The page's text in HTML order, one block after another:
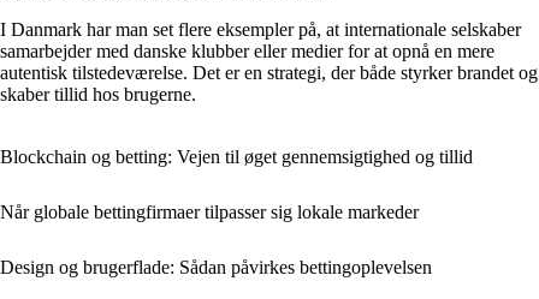
I Danmark har man set flere eksempler på, at internationale selskaber
samarbejder med danske klubber eller medier for at opnå en mere
autentisk tilstedeværelse. Det er en strategi, der både styrker brandet og
skaber tillid hos brugerne.
Blockchain og betting: Vejen til øget gennemsigtighed og tillid
Når globale bettingfirmaer tilpasser sig lokale markeder
Design og brugerflade: Sådan påvirkes bettingoplevelsen